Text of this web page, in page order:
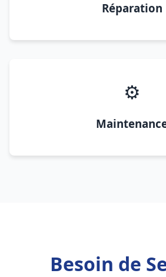
Réparation
⚙️
Besoin de